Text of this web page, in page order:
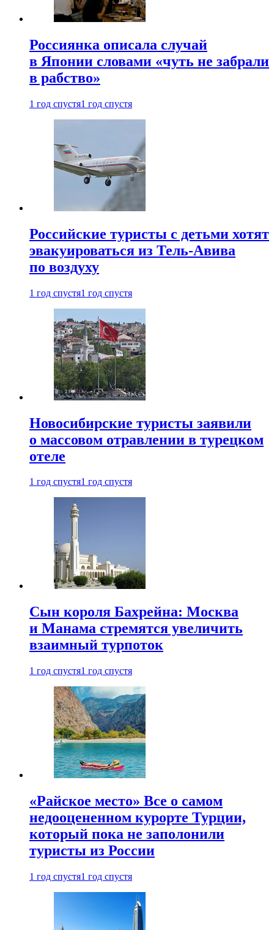
Россиянка описала случай
в Японии словами «чуть не забрали
в рабство»
1 год спустя1 год спустя
Российские туристы с детьми хотят
эвакуироваться из Тель-Авива
по воздуху
1 год спустя1 год спустя
Новосибирские туристы заявили
о массовом отравлении в турецком
отеле
1 год спустя1 год спустя
Сын короля Бахрейна: Москва
и Манама стремятся увеличить
взаимный турпоток
1 год спустя1 год спустя
«Райское место» Все о самом
недооцененном курорте Турции,
который пока не заполонили
туристы из России
1 год спустя1 год спустя